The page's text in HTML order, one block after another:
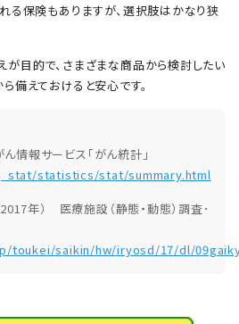
る保険もありますが、選択肢はかなり狭
目的で、さまざまな商品から検討したい
備えておけると安心です。
情報サービス「がん統計」
statistics/stat/summary.html
年） 医療施設（静態・動態）調査･
toukei/saikin/hw/iryosd/17/dl/